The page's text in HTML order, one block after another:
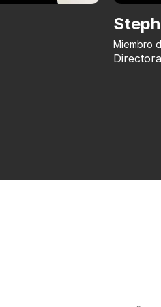
Miembro